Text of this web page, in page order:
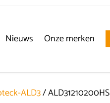
Nieuws Onze merken
ALD3/ ALD31210200HS